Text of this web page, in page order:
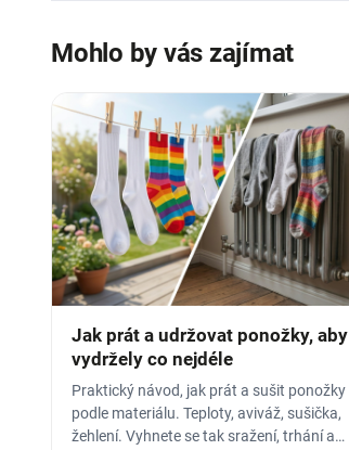
Mohlo by vás zajímat
Jak prát a udržovat ponožky, aby
vydržely co nejdéle
Praktický návod, jak prát a sušit ponožky
podle materiálu. Teploty, aviváž, sušička,
žehlení. Vyhnete se tak sražení, trhání a